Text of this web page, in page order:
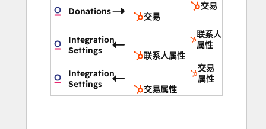
Donations
交易
交易
Integration
Settings
联系人
属性
联系人属性
Integration
Settings
交易
属性
交易属性